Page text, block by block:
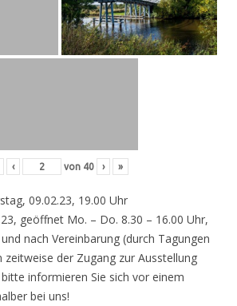
‹ von 40 › »
09.02.23, 19.00 Uhr
geöffnet Mo. – Do. 8.30 – 16.00 Uhr,
nach Vereinbarung (durch Tagungen
zeitweise der Zugang zur Ausstellung
informieren Sie sich vor einem
bei uns!